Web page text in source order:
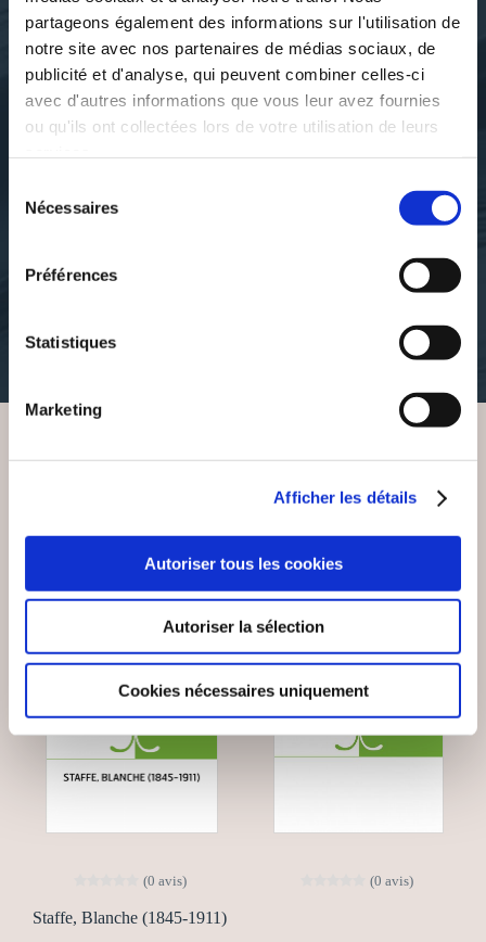
partageons également des informations sur l'utilisation de
notre site avec nos partenaires de médias sociaux, de
publicité et d'analyse, qui peuvent combiner celles-ci
avec d'autres informations que vous leur avez fournies
ou qu'ils ont collectées lors de votre utilisation de leurs
Nécessaires
Préférences
Statistiques
Marketing
Afficher les détails
Autoriser tous les cookies
Autoriser la sélection
Cookies nécessaires uniquement
Dane ABIS Dane ABIS
LA CAMARGUE EN
(0 avis)
Staffe, Blanche (1845-1911)
(0 avis)